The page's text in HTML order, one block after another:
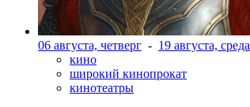
06 августа, четверг - 19 августа, среда
кино
широкий кинопрокат
кинотеатры